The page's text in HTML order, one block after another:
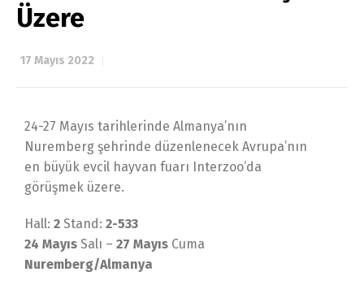
Üzere
17 Mayıs 2022
24-27 Mayıs tarihlerinde Almanya’nın
Nuremberg şehrinde düzenlenecek Avrupa’nın
en büyük evcil hayvan fuarı Interzoo’da
görüşmek üzere.
Hall: 2 Stand: 2-533
24 Mayıs Salı – 27 Mayıs Cuma
Nuremberg/Almanya